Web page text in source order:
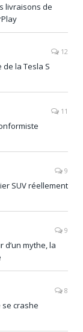
livraisons de
12
la Tesla S
11
9
SUV réellement
9
d’un mythe, la
8
crashe